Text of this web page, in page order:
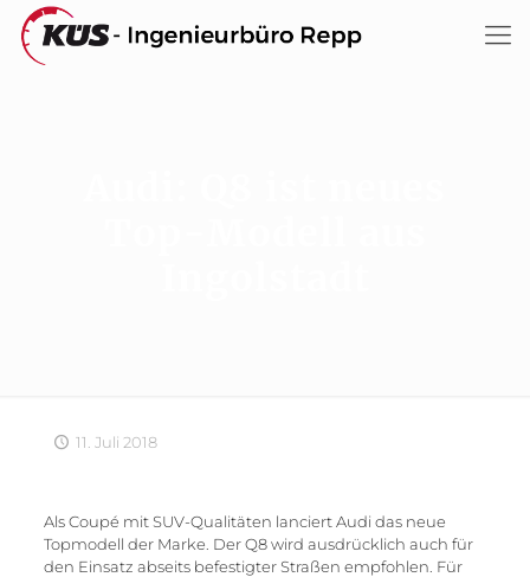
11. Juli 2018
Als Coupé mit SUV-Qualitäten lanciert Audi das neue
Topmodell der Marke. Der Q8 wird ausdrücklich auch für
den Einsatz abseits befestigter Straßen empfohlen. Für